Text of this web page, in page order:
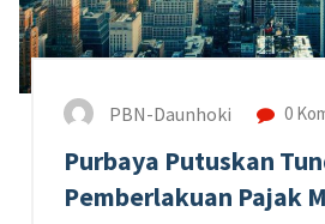
PBN-Daunhoki 0
Purbaya Putuskan
Pemberlakuan Pajak